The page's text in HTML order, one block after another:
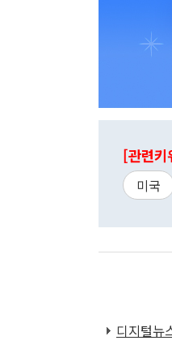
[관련키
미국
디지털뉴